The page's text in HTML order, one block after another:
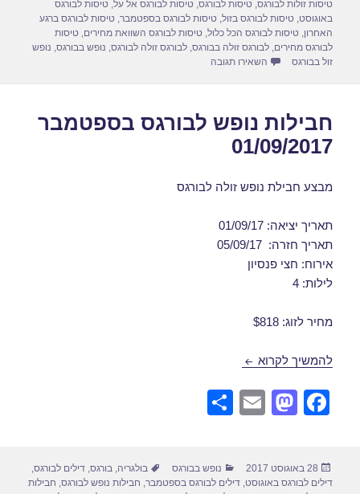
טיסות זולות לבורגס,טיסות לבורגס,טיסות לבורגס אל על,טיסות לבורגס
באוגוסט,טיסות לבורגס בזול,טיסות לבורגס בספטמבר,טיסות לבורגס ברגע
האחרון,טיסות לבורגס הכל כלול,טיסות לבורגס השוואת מחירים,טיסות
לבורגס מחירים,לבורגס זולה בבורגס,לבורגס זולה לבורגס, נופש בבורגס, נופש
זול בבורגס
השאירו תגובה
חבילות נופש לבורגס בספטמבר
01/09/2017
מבצע חבילת נופש זולה לבורגס
תאריך יציאה: 01/09/17
תאריך חזרה: 05/09/17
אירוח: חצי פנסיון
לילות: 4
מחיר לזוג: $818
להמשיך לקרוא חבילות נופש לבורגס בספטמבר 01/09/2017
F
e
M
o
E
e
פורסם
בתאריך
28 באוגוסט 2017 קטגוריות
נופש בבורגס תגיות
בולגריה בורגס ,דילים לבורגס
דילים לבורגס באוגוסט ,דילים לבורגס בספטמבר חבילות נופש לבורגס חבילות